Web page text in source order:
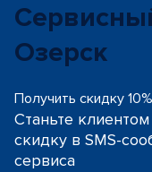
Озерск
Получить скидку
Станьте
скидку в SMS-
сервиса